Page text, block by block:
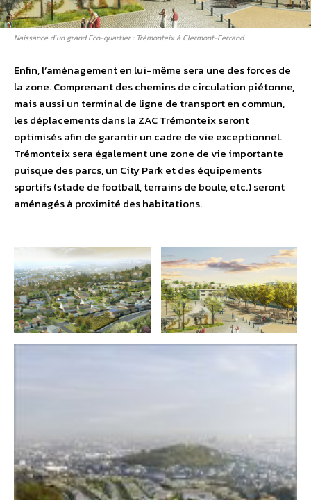
Naissance d’un grand Eco-quartier : Trémonteix à Clermont-Ferrand
Enfin, l’aménagement en lui-même sera une des forces de
la zone. Comprenant des chemins de circulation piétonne,
mais aussi un terminal de ligne de transport en commun,
les déplacements dans la ZAC Trémonteix seront
optimisés afin de garantir un cadre de vie exceptionnel.
Trémonteix sera également une zone de vie importante
puisque des parcs, un City Park et des équipements
sportifs (stade de football, terrains de boule, etc.) seront
aménagés à proximité des habitations.